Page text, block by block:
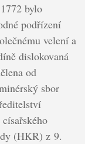
bylo
podřízení
velení a
dislokovaná
od
sbor
(HKR) z 9.